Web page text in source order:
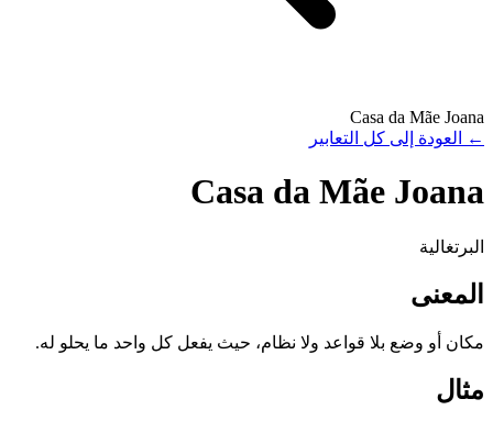
Casa da Mãe Joana
←
العودة إلى كل التعابير
Casa da Mãe Joana
البرتغالية
المعنى
مكان أو وضع بلا قواعد ولا نظام، حيث يفعل كل واحد ما يحلو له.
مثال